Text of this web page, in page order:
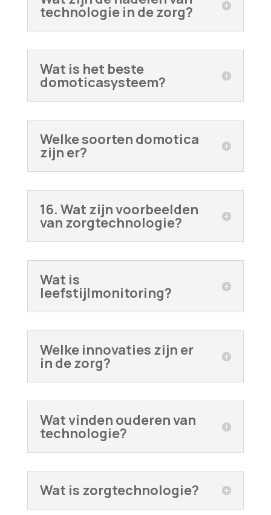
technologie in de zorg?
Wat is het beste
domoticasysteem?
Welke soorten domotica
zijn er?
16. Wat zijn voorbeelden
van zorgtechnologie?
Wat is
leefstijlmonitoring?
Welke innovaties zijn er
in de zorg?
Wat vinden ouderen van
technologie?
Wat is zorgtechnologie?